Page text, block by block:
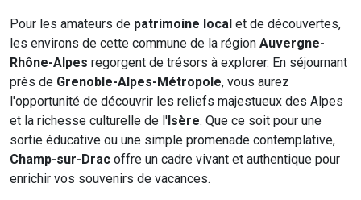
Pour les amateurs de patrimoine local et de découvertes,
les environs de cette commune de la région Auvergne-
Rhône-Alpes regorgent de trésors à explorer. En séjournant
près de Grenoble-Alpes-Métropole, vous aurez
l'opportunité de découvrir les reliefs majestueux des Alpes
et la richesse culturelle de l'Isère. Que ce soit pour une
sortie éducative ou une simple promenade contemplative,
Champ-sur-Drac offre un cadre vivant et authentique pour
enrichir vos souvenirs de vacances.